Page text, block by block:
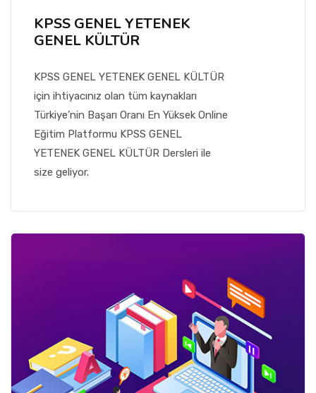
KPSS GENEL YETENEK
GENEL KÜLTÜR
KPSS GENEL YETENEK GENEL KÜLTÜR
için ihtiyacınız olan tüm kaynakları
Türkiye’nin Başarı Oranı En Yüksek Online
Eğitim Platformu KPSS GENEL
YETENEK GENEL KÜLTÜR Dersleri ile
size geliyor.